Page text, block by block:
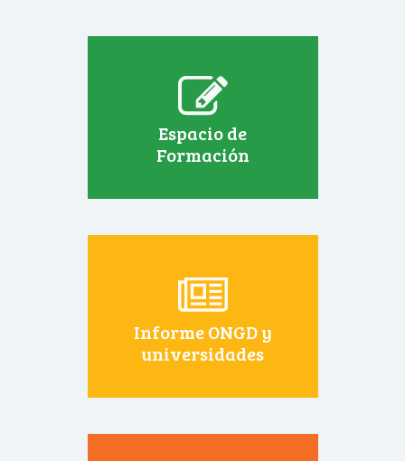
Espacio de
Formación
Informe ONGD y
universidades